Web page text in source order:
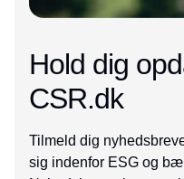
Hold dig
CSR.dk
Tilmeld dig
sig indenfor ESG og